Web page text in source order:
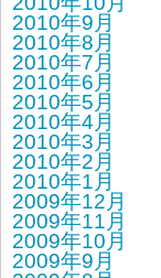
2010年9月
2010年8月
2010年7月
2010年6月
2010年5月
2010年4月
2010年3月
2010年2月
2010年1月
2009年12月
2009年11月
2009年10月
2009年9月